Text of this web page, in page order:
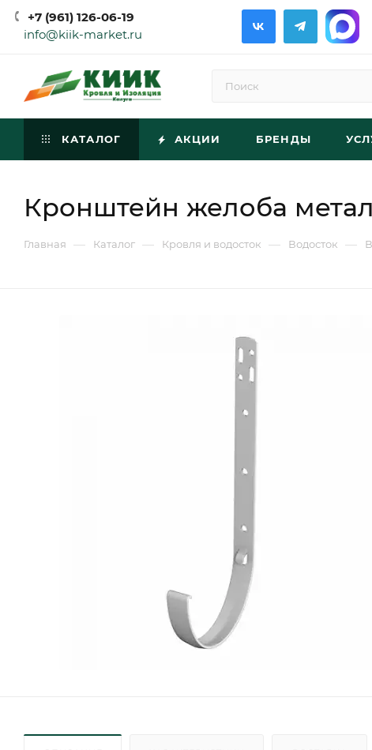
+7 (961) 126-06-19
info@kiik-market.ru
КАТАЛОГ АКЦИИ БРЕНДЫ
Кронштейн желоба
Главная — Каталог — Кровля и водосток — Водосток —